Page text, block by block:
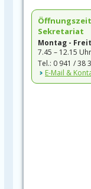
Sekretariat
Montag -
7.45 – 12.15 Uhr
Tel.: 0 941 / 38
E-Mail &